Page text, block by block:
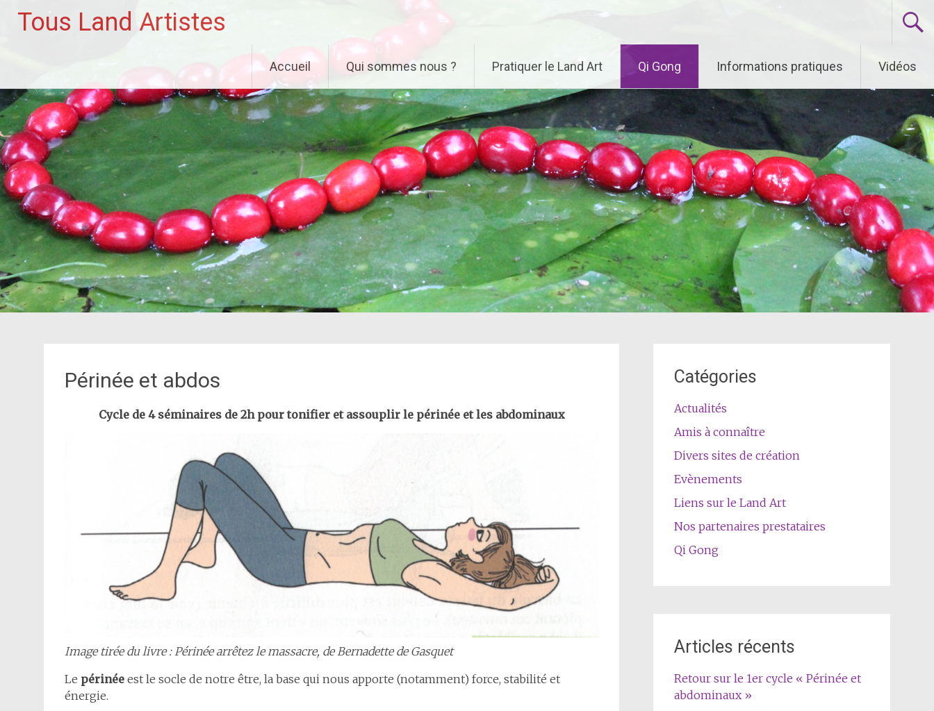
Tous Land Artistes
au
contenu
Accueil Qui sommes nous ? Pratiquer le Land Art Qi Gong Informations pratiques Vidéos
Périnée et abdos
Cycle de 4 séminaires de 2h pour tonifier et assouplir le périnée et les abdominaux
Image tirée du livre : Périnée arrêtez le massacre, de Bernadette de Gasquet
Le périnée est le socle de notre être, la base qui nous apporte (notamment) force, stabilité et
énergie.
Catégories
Actualités
Amis à connaître
Divers sites de création
Evènements
Liens sur le Land Art
Nos partenaires prestataires
Qi Gong
Articles récents
Retour sur le 1er cycle « Périnée et
abdominaux »